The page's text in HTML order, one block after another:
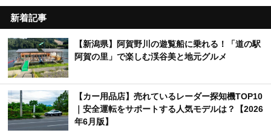
新着記事
【新潟県】阿賀野川の遊覧船に乗れる！「道の駅
阿賀の里」で楽しむ渓谷美と地元グルメ
【カー用品店】売れているレーダー探知機TOP10
｜安全運転をサポートする人気モデルは？【2026
年6月版】